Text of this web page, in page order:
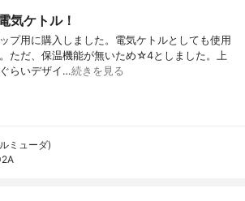
気ケトル！
プ用に購入しました。電気ケトルとしても使用
ただ、保温機能が無いため☆4としました。上
らいデザイ…続きを見る
ミューダ)